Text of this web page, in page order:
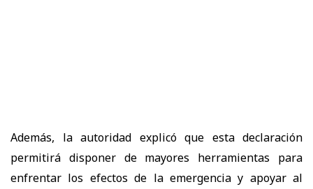
Además, la autoridad explicó que esta declaración
permitirá disponer de mayores herramientas para
enfrentar los efectos de la emergencia y apoyar al